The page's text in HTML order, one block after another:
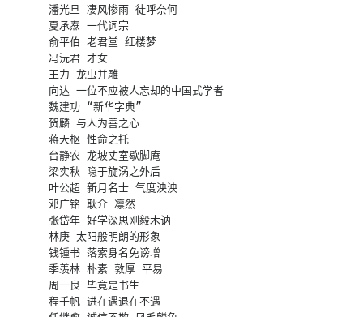
潘光旦 凄风惨雨 徒呼奈何
夏承焘 一代词宗
俞平伯 老君堂 红楼梦
冯沅君 才女
王力 龙虫并雕
向达 一位不应被人忘却的中国式学者
魏建功 “新华字典”
贺麟 与人为善之心
蒋天枢 性命之托
台静农 龙坡丈室歇脚庵
梁实秋 隐于旋涡之外后
叶公超 新月名士 气度泱泱
邓广铭 耿介 凛然
张岱年 好学深思刚毅木讷
林庚 太阳般明朗的形象
钱锺书 落索身名免谤增
季羡林 朴素 敦厚 平易
周一良 毕竟是书生
程千帆 进在遇退在不遇